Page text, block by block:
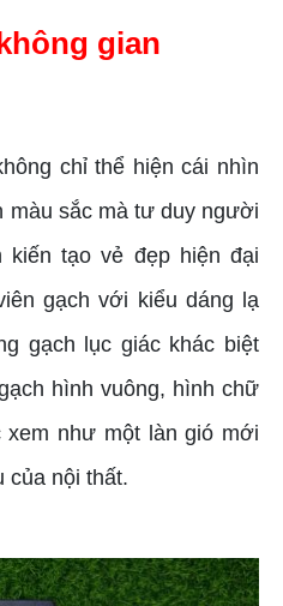
gian
chỉ thể hiện cái nhìn
màu sắc mà tư duy người
kiến tạo vẻ đẹp hiện đại
gạch với kiểu dáng lạ
gạch lục giác khác biệt
hình vuông, hình chữ
như một làn gió mới
của nội thất.